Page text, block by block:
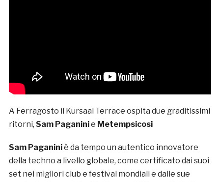
A Ferragosto il Kursaal Terrace ospita due graditissimi
ritorni, Sam Paganinie Metempsicosi
Sam Paganiniè da tempo un autentico innovatore
della techno a livello globale, come certificato dai suoi
set nei migliori club e festival mondiali e dalle sue